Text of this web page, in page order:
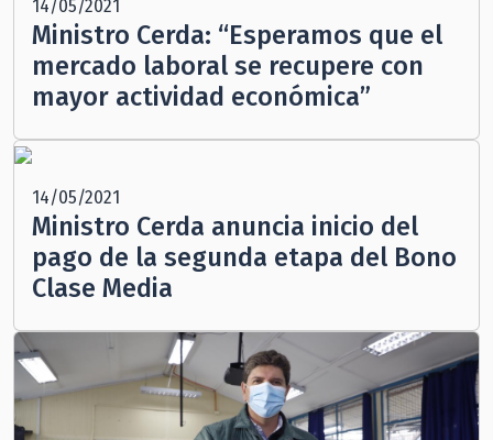
14/05/2021
Ministro Cerda: “Esperamos que el
mercado laboral se recupere con
mayor actividad económica”
14/05/2021
Ministro Cerda anuncia inicio del
pago de la segunda etapa del Bono
Clase Media